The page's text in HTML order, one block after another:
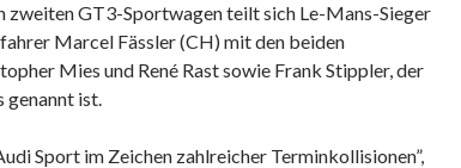
zweiten GT3-Sportwagen teilt sich Le-Mans-Sieger
Marcel Fässler (CH) mit den beiden
Mies und René Rast sowie Frank Stippler, der
genannt ist.
Sport im Zeichen zahlreicher Terminkollisionen”,